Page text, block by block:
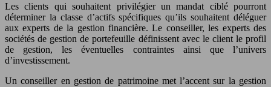
Les clients qui souhaitent privilégier un mandat ciblé pourront
déterminer la classe d’actifs spécifiques qu’ils souhaitent déléguer
aux experts de la gestion financière. Le conseiller, les experts des
sociétés de gestion de portefeuille définissent avec le client le profil
de gestion, les éventuelles contraintes ainsi que l’univers
d’investissement.
Un conseiller en gestion de patrimoine met l’accent sur la gestion